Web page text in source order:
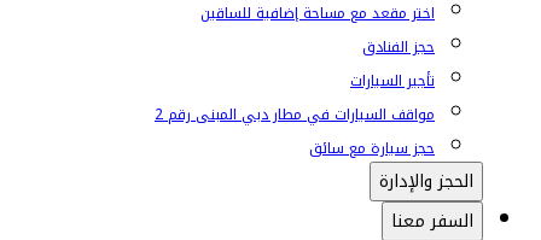
اختر مقعد مع مساحة إضافية للساقين
حجز الفنادق
تأجير السيارات
مواقف السيارات في مطار دبي المبنى رقم 2
حجز سيارة مع سائق
الحجز والإدارة
السفر معنا